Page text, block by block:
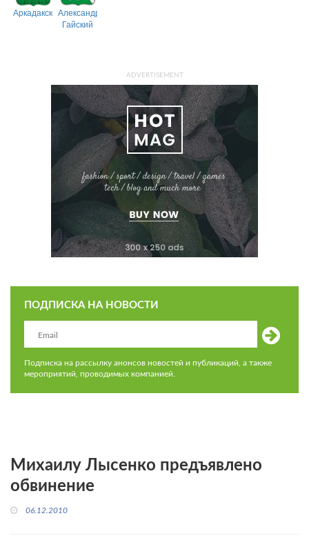
АркадакскийАлександрово-
Гайский
ADVERTISEMENT
ПОДПИСКА НА НОВОСТИ
Подписка на рассылку анонсов новостей и публикаций, а также
мероприятий, проводимых компанией.
Михаилу Лысенко предъявлено
обвинение
06.12.2010